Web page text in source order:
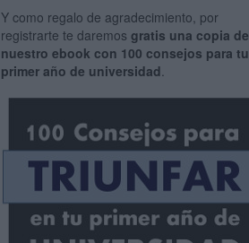
Y como regalo de agradecimiento, por
registrarte te daremosgratis una copia de
nuestro ebook con 100 consejos para tu
primer año de universidad.